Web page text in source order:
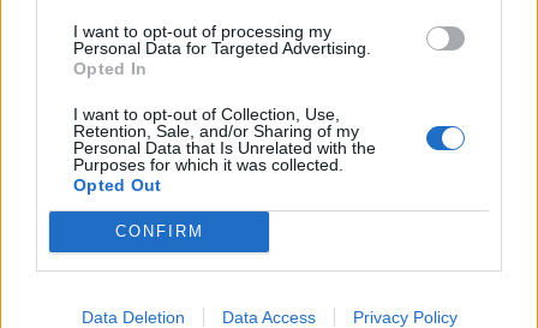
I want to opt-out of processing my
Personal Data for Targeted Advertising.
Opted In
I want to opt-out of Collection, Use,
Retention, Sale, and/or Sharing of my
Personal Data that Is Unrelated with the
Purposes for which it was collected.
Opted Out
CONFIRM
Data Deletion Data Access Privacy Policy
LIITTYVÄT ARTIKKELIT LISÄÄ TEKIJÄLTÄ
Leijonat julkisti ketjut Sveitsi-peliin –
Aleksander Barkov tekee paluun
kaukaloon
Venäläisveskari sekosi Suomen 2.
divisioonassa – sai samasta tilanteesta